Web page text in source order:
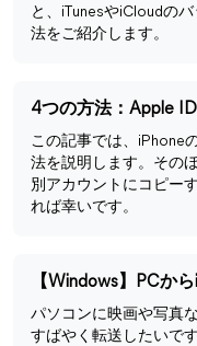
と、iTunesやiCloudの
法をご紹介します。
4つの方法：Apple
この記事では、iPhone
法を説明します。その
別アカウントにコピー
れば幸いです。
【Windows】PCか
パソコンに映画や写真
すばやく転送したいで